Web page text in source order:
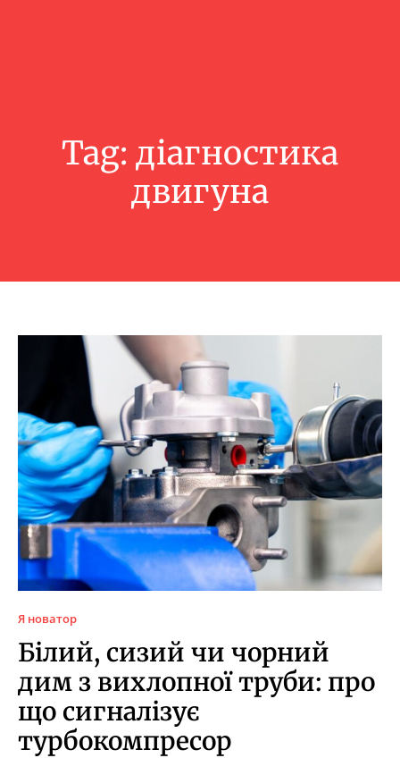
Tag: діагностика
двигуна
Я новатор
Білий, сизий чи чорний
дим з вихлопної труби: про
що сигналізує
турбокомпресор